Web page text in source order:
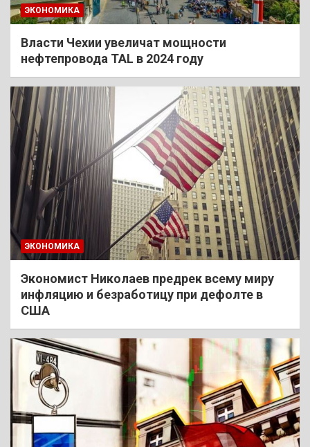
ЭКОНОМИКА
Власти Чехии увеличат мощности
нефтепровода TAL в 2024 году
ЭКОНОМИКА
Экономист Николаев предрек всему миру
инфляцию и безработицу при дефолте в
США